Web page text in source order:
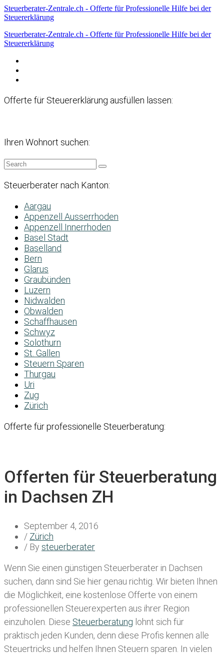
Steuerberater-Zentrale.ch - Offerte für Professionelle Hilfe bei der
Steuererklärung
Steuerberater-Zentrale.ch - Offerte für Professionelle Hilfe bei der
Steuererklärung
Offerte für Steuererklärung ausfüllen lassen:
Ihren Wohnort suchen:
Steuerberater nach Kanton:
Aargau
Appenzell Ausserrhoden
Appenzell Innerrhoden
Basel Stadt
Baselland
Bern
Glarus
Graubünden
Luzern
Nidwalden
Obwalden
Schaffhausen
Schwyz
Solothurn
St. Gallen
Steuern Sparen
Thurgau
Uri
Zug
Zürich
Offerte für professionelle Steuerberatung:
Offerten für Steuerberatung
in Dachsen ZH
September 4, 2016
/ Zürich
/ By steuerberater
Wenn Sie einen günstigen Steuerberater in Dachsen
suchen, dann sind Sie hier genau richtig. Wir bieten Ihnen
die Möglichkeit, eine kostenlose Offerte von einem
professionellen Steuerexperten aus ihrer Region
einzuholen. Diese Steuerberatung lohnt sich für
praktisch jeden Kunden, denn diese Profis kennen alle
Steuertricks und helfen Ihnen Steuern sparen. In vielen